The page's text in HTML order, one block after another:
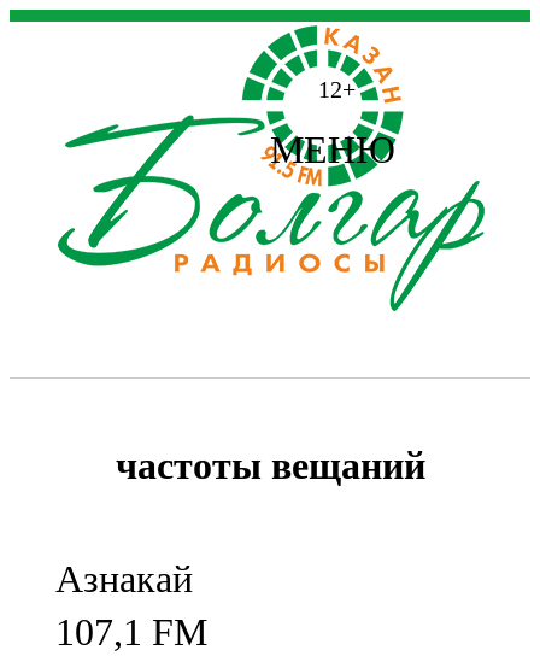
12+
МЕНЮ
частоты вещаний
Азнакай
107,1 FM